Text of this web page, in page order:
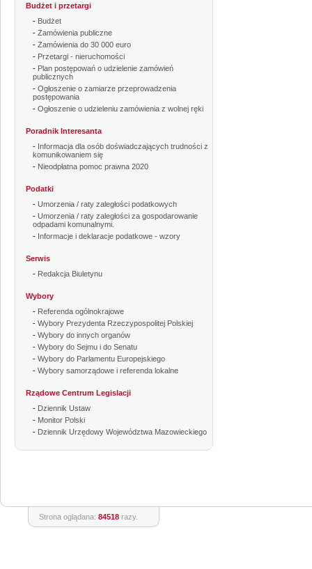
Budżet i przetargi
- Budżet
- Zamówienia publiczne
- Zamówienia do 30 000 euro
- Przetargi - nieruchomości
- Plan postępowań o udzielenie zamówień
publicznych
- Ogłoszenie o zamiarze przeprowadzenia
postępowania
- Ogłoszenie o udzieleniu zamówienia z wolnej ręki
Poradnik Interesanta
- Informacja dla osób doświadczających trudności z
komunikowaniem się
- Nieodpłatna pomoc prawna 2020
Podatki
- Umorzenia / raty zaległości podatkowych
- Umorzenia / raty zaległości za gospodarowanie
odpadami komunalnymi.
- Informacje i deklaracje podatkowe - wzory
Serwis
- Redakcja Biuletynu
Wybory
- Referenda ogólnokrajowe
- Wybory Prezydenta Rzeczypospolitej Polskiej
- Wybory do innych organów
- Wybory do Sejmu i do Senatu
- Wybory do Parlamentu Europejskiego
- Wybory samorządowe i referenda lokalne
Rządowe Centrum Legislacji
- Dziennik Ustaw
- Monitor Polski
- Dziennik Urzędowy Województwa Mazowieckiego
Strona oglądana: 84518 razy.